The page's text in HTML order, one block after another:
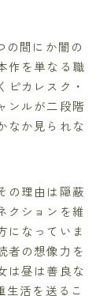
の間にか闇の
作を単なる職
カレスク・
ンルが二段階
なか見られな
の理由は隠蔽
クションを維
になっていま
者の想像力を
は昼は善良な
生活を送るこ